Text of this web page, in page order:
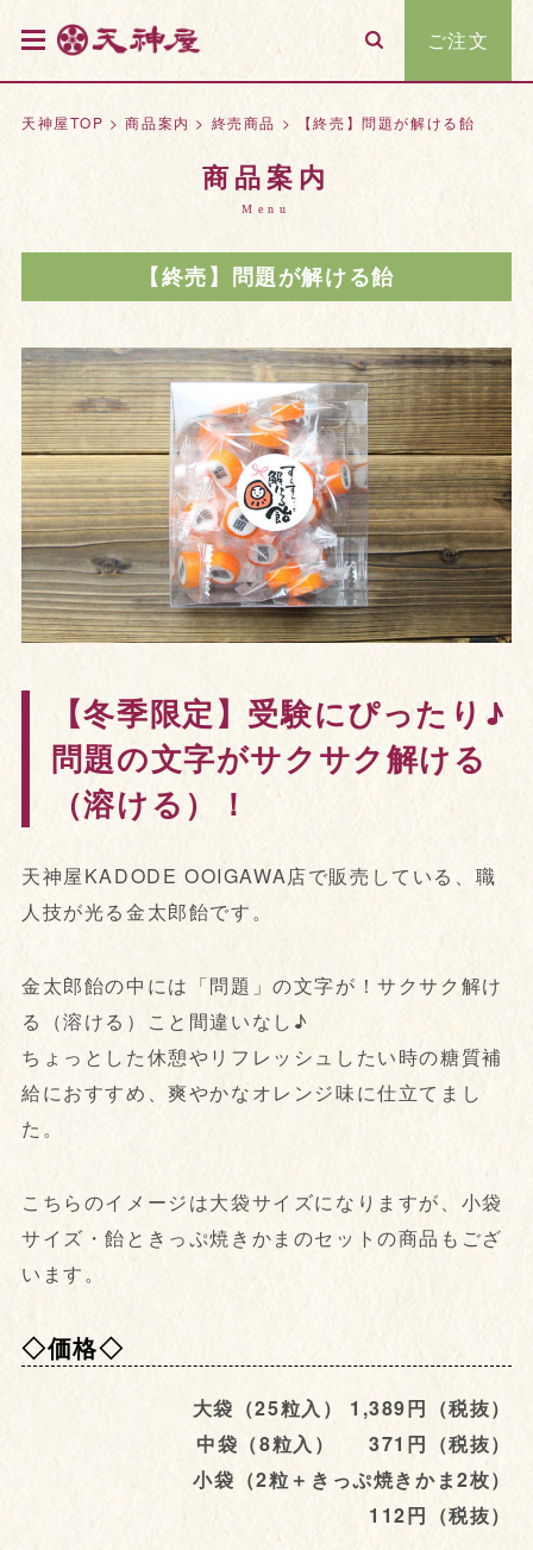
ご注文
天神屋TOP >商品案内 > 終売商品 > 【終売】問題が解ける飴
商品案内
Menu
【終売】問題が解ける飴
【冬季限定】受験にぴったり♪
問題の文字がサクサク解ける
（溶ける）！
天神屋KADODE OOIGAWA店で販売している、職
人技が光る金太郎飴です。
金太郎飴の中には「問題」の文字が！サクサク解け
る（溶ける）こと間違いなし♪
ちょっとした休憩やリフレッシュしたい時の糖質補
給におすすめ、爽やかなオレンジ味に仕立てまし
た。
こちらのイメージは大袋サイズになりますが、小袋
サイズ・飴ときっぷ焼きかまのセットの商品もござ
います。
◇価格◇
大袋（25粒入） 1,389円（税抜）
中袋（8粒入） 371円（税抜）
小袋（2粒＋きっぷ焼きかま2枚）
112円（税抜）